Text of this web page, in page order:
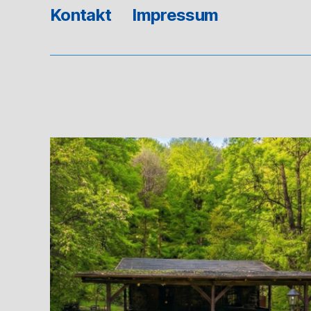
Kontakt Impressum